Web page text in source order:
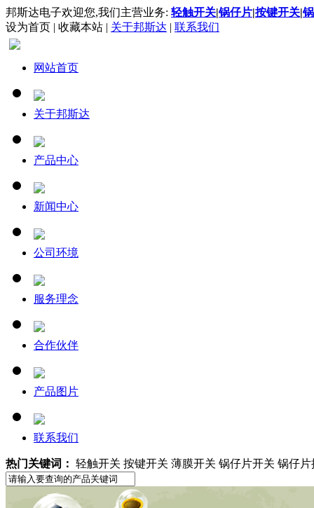
邦斯达电子欢迎您,我们主营业务: 轻触开关|锅仔片|按键开关|
设为首页 | 收藏本站 | 关于邦斯达 | 联系我们
网站首页
关于邦斯达
产品中心
新闻中心
公司环境
服务理念
合作伙伴
产品图片
联系我们
热门关键词： 轻触开关 按键开关 薄膜开关 锅仔片开关 锅仔